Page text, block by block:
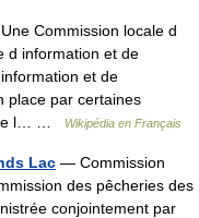
Commission locale d
d information et de
et de
place par certaines
de l… …
Wikipédia en Français
Lac — Commission
des pêcheries des
conjointement par